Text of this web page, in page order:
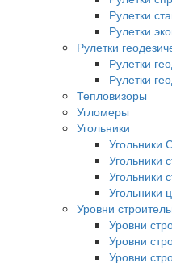
Рулетки
Рулетки
Рулетки
Рулетки
Рулетки
Тепловизоры
Угломеры
Угольники
Угольники
Угольники
Угольники
Угольники
Уровни
Уровни
Уровни
Уровни